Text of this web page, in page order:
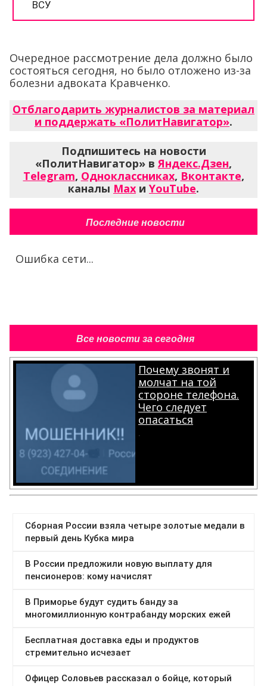
Очередное рассмотрение дела должно было
состояться сегодня, но было отложено из-за
болезни адвоката Кравченко.
Отблагодарить журналистов за материал
и поддержать «ПолитНавигатор».
Подпишитесь на новости
«ПолитНавигатор» вЯндекс.Дзен,
Telegram, Одноклассниках, Вконтакте,
каналы Max и YouTube.
Последние новости
Ошибка сети...
Все новости за сегодня
Почему звонят и
молчат на той
стороне телефона.
Чего следует
опасаться
.